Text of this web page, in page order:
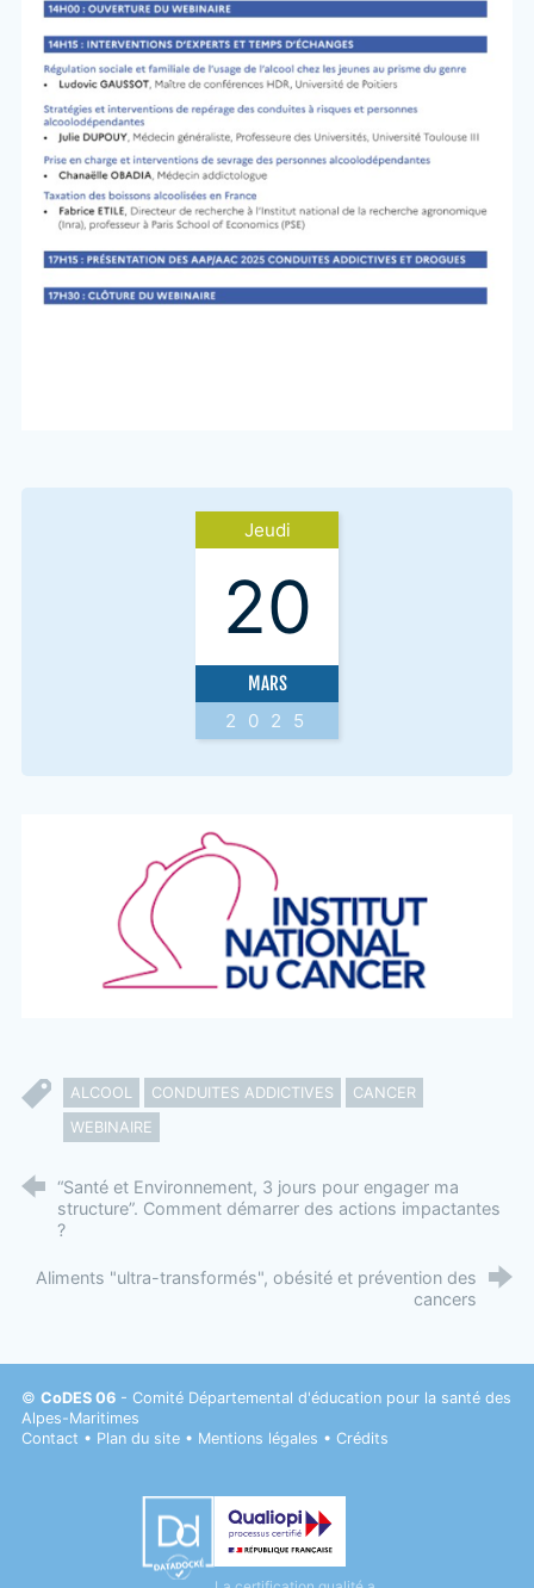
Jeudi
20
MARS
2025
ALCOOL CONDUITES ADDICTIVES
CANCER
WEBINAIRE
“Santé et Environnement, 3 jours pour engager ma
structure”. Comment démarrer des actions impactantes
?
Aliments "ultra-transformés", obésité et prévention des
cancers
© CoDES 06- Comité Départemental d'éducation pour la santé des
Alpes-Maritimes
Contact • Plan du site• Mentions légales • Crédits
Datadock